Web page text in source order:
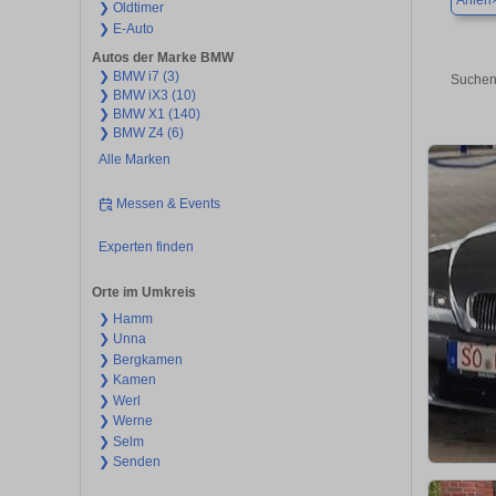
❯ Oldtimer
❯ E-Auto
Autos der Marke BMW
❯ BMW i7 (3)
❯ BMW iX3 (10)
❯ BMW X1 (140)
❯ BMW Z4 (6)
Alle Marken
Messen & Events
Experten finden
Orte im Umkreis
❯ Hamm
❯ Unna
❯ Bergkamen
❯ Kamen
❯ Werl
❯ Werne
❯ Selm
❯ Senden